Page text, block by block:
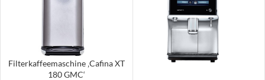
Filterkaffeemaschine ‚Cafina XT
180 GMC‘